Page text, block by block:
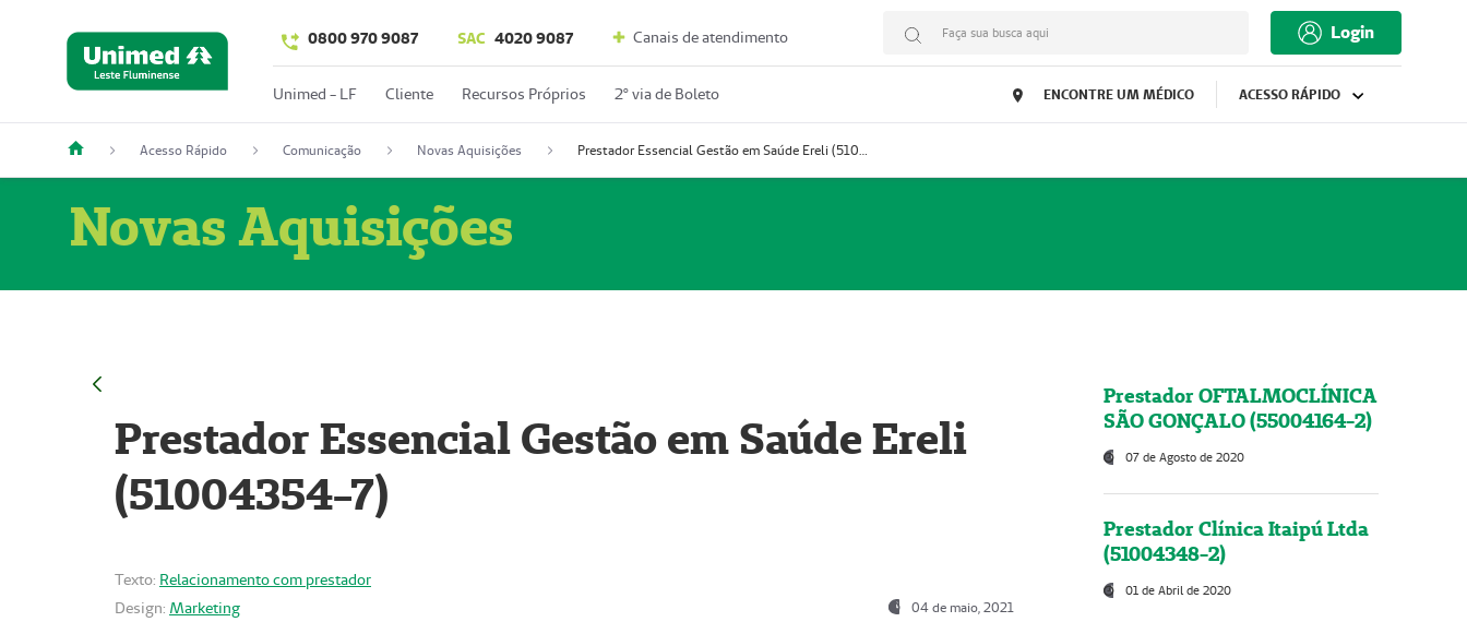
0800 970 9087 SAC 4020 9087 Canais de atendimento Faça sua busca aqui Login
Unimed - LF Cliente Recursos Próprios 2º via de Boleto ENCONTRE UM MÉDICO ACESSO RÁPIDO
Acesso Rápido Comunicação Novas Aquisições Prestador Essencial Gestão em Saúde Ereli (51004354-7)
Novas Aquisições
Prestador Essencial Gestão em Saúde Ereli
(51004354-7)
Texto: Relacionamento com prestador
Design: Marketing 04 de maio, 2021
Prestador OFTALMOCLÍNICA
SÃO GONÇALO (55004164-2)
07 de Agosto de 2020
Prestador Clínica Itaipú Ltda
(51004348-2)
01 de Abril de 2020